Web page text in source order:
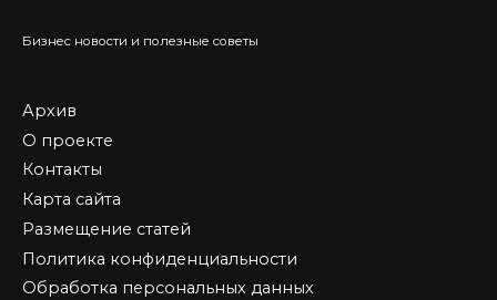
Бизнес новости и полезные советы
Архив
О проекте
Контакты
Карта сайта
Размещение статей
Политика конфиденциальности
Обработка персональных данных